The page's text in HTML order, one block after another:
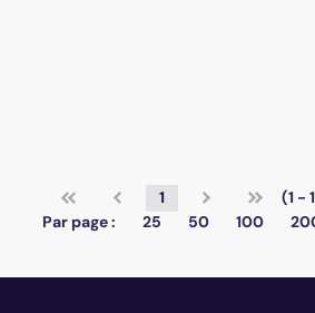
1
(1 -
Par page :
25 50 100